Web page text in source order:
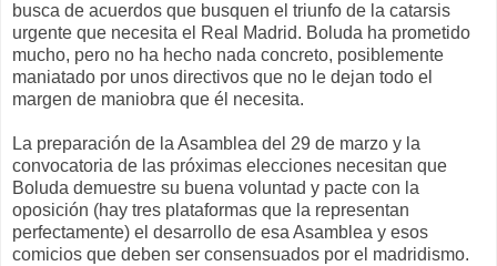
busca de acuerdos que busquen el triunfo de la catarsis
urgente que necesita el Real Madrid. Boluda ha prometido
mucho, pero no ha hecho nada concreto, posiblemente
maniatado por unos directivos que no le dejan todo el
margen de maniobra que él necesita.
La preparación de la Asamblea del 29 de marzo y la
convocatoria de las próximas elecciones necesitan que
Boluda demuestre su buena voluntad y pacte con la
oposición (hay tres plataformas que la representan
perfectamente) el desarrollo de esa Asamblea y esos
comicios que deben ser consensuados por el madridismo.